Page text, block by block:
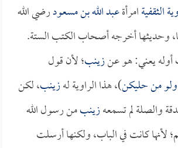
الثقفيةامرأةعبد الله بن مسعودرضي الله
وحديثها أخرجه أصحاب الكتب الستة.
أوله يعني: هو عنزينب؛ لأن قول
من حليكن)، هذا الراوية لهزينب، لكن
والصلة لم تسمعهزينبمن رسول الله
لأنها كانت في الباب، ولكنها أرسلت